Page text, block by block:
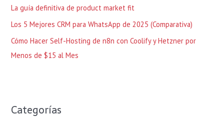
:La guía definitiva de product market fit
Los 5 Mejores CRM para WhatsApp de 2025 (Comparativa)
Cómo Hacer Self-Hosting de n8n con Coolify y Hetzner por
Menos de $15 al Mes
Categorías